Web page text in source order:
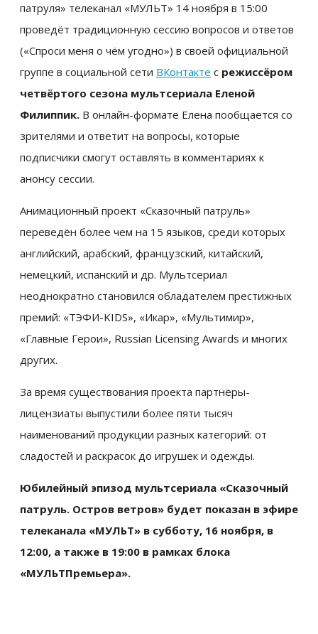
патруля» телеканал «МУЛЬТ» 14 ноября в 15:00
проведёт традиционную сессию вопросов и ответов
(«Спроси меня о чём угодно») в своей официальной
группе в социальной сети ВКонтакте с режиссёром
четвёртого сезона мультсериала Еленой
Филиппик. В онлайн-формате Елена пообщается со
зрителями и ответит на вопросы, которые
подписчики смогут оставлять в комментариях к
анонсу сессии.
Анимационный проект «Сказочный патруль»
переведён более чем на 15 языков, среди которых
английский, арабский, французский, китайский,
немецкий, испанский и др. Мультсериал
неоднократно становился обладателем престижных
премий: «ТЭФИ-KIDS», «Икар», «Мультимир»,
«Главные Герои», Russian Licensing Awards и многих
других.
За время существования проекта партнёры-
лицензиаты выпустили более пяти тысяч
наименований продукции разных категорий: от
сладостей и раскрасок до игрушек и одежды.
Юбилейный эпизод мультсериала «Сказочный
патруль. Остров ветров» будет показан в эфире
телеканала «МУЛЬТ» в субботу, 16 ноября, в
12:00, а также в 19:00 в рамках блока
«МУЛЬТПремьера».